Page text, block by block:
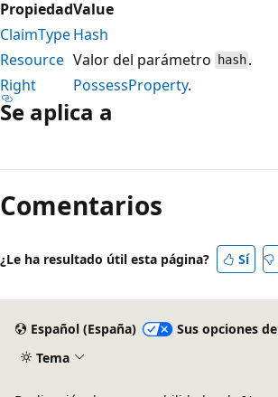
PropiedadValue
ClaimTypeHash
Resource Valor del parámetro hash .
Right
PossessProperty.
Se aplica a
de
lectura
Comentarios
¿Le ha resultado útil esta página? Sí
Español (España)
Sus opciones
Tema